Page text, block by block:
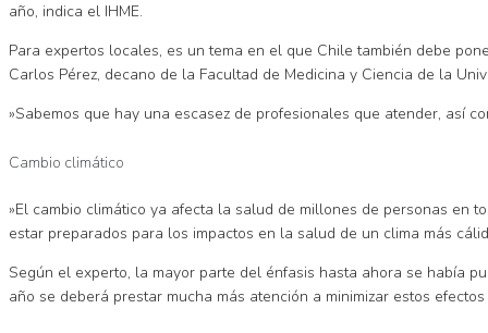
año, indica el IHME.
Para expertos locales, es un tema en el que Chile también debe
Carlos Pérez, decano de la Facultad de Medicina y Ciencia de la
»Sabemos que hay una escasez de profesionales que atender, así
Cambio climático
»El cambio climático ya afecta la salud de millones de personas en
estar preparados para los impactos en la salud de un clima más
Según el experto, la mayor parte del énfasis hasta ahora se había
año se deberá prestar mucha más atención a minimizar estos